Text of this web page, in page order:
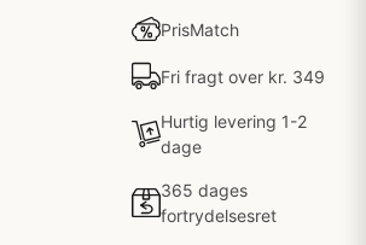
PrisMatch
Fri fragt over kr. 349
Hurtig levering 1-2
dage
365 dages
fortrydelsesret